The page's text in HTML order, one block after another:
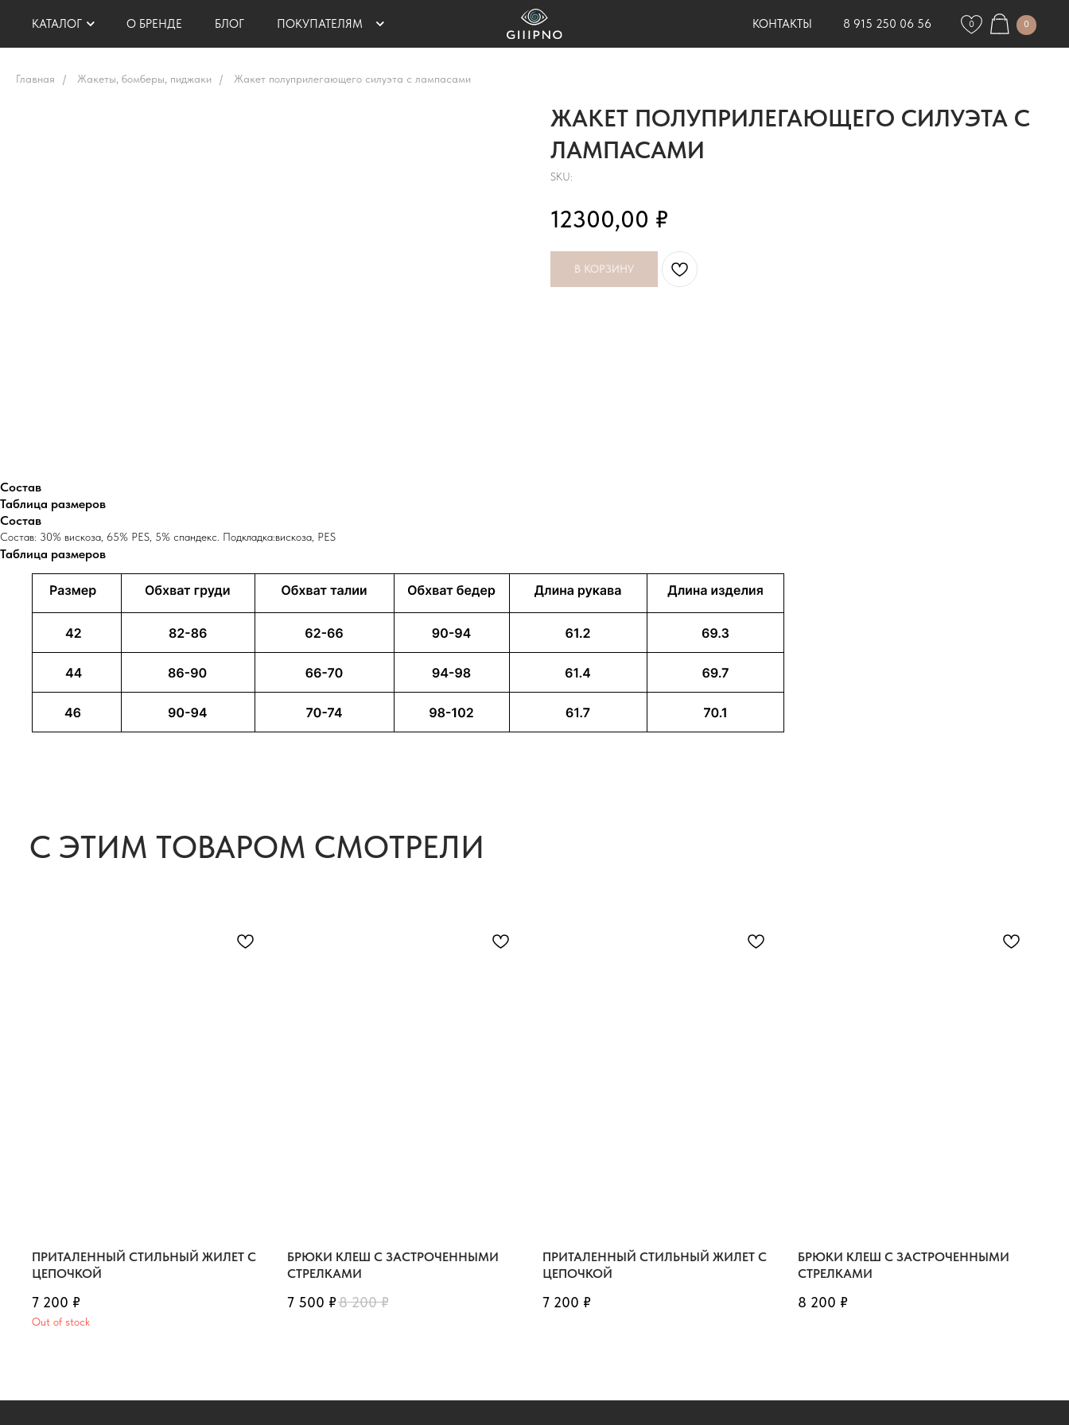
КАТАЛОГ О БРЕНДЕ ПОКУПАТЕЛЯМ 0
8 915 250 06 56
КОНТАКТЫ 0
БЛОГ
Главная / Жакеты, бомберы, пиджаки / Жакет полуприлегающего силуэта с лампасами
АКСЕССУАРЫ
ЖИЛЕТЫ ДОСТАВКА И ОПЛАТА
ЖАКЕТ ПОЛУПРИЛЕГАЮЩЕГО СИЛУЭТА С
ЛАМПАСАМИ
SKU:
12300,00 ₽
В КОРЗИНУ
Состав
Таблица размеров
Состав
Состав: 30% вискоза, 65% PES, 5% спандекс. Подкладка:вискоза, PES
Таблица размеров
С ЭТИМ ТОВАРОМ СМОТРЕЛИ
ПРИТАЛЕННЫЙ СТИЛЬНЫЙ ЖИЛЕТ С
ЦЕПОЧКОЙ
7 200 ₽
Out of stock
БРЮКИ КЛЕШ С ЗАСТРОЧЕННЫМИ
СТРЕЛКАМИ
7 500 ₽8 200 ₽
ПРИТАЛЕННЫЙ СТИЛЬНЫЙ ЖИЛЕТ С
ЦЕПОЧКОЙ
7 200 ₽
БРЮКИ КЛЕШ С ЗАСТРОЧЕННЫМИ
СТРЕЛКАМИ
8 200 ₽